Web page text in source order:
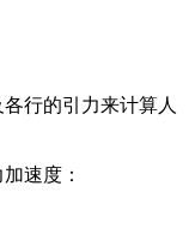
行的引力来计算人
速度：